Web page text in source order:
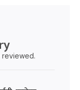
reviewed.